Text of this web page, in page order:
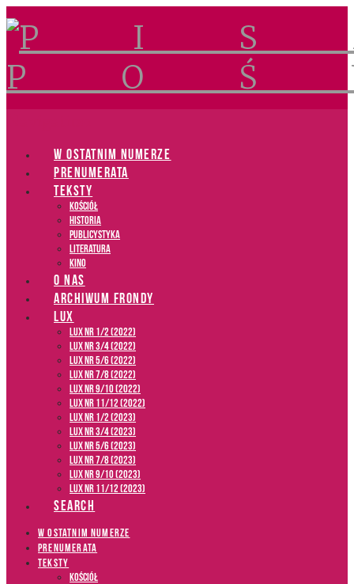
W OSTATNIM NUMERZE
PRENUMERATA
TEKSTY
Kościół
Historia
Publicystyka
Literatura
Kino
O NAS
ARCHIWUM FRONDY
LUX
LUX NR 1/2 (2022)
LUX NR 3/4 (2022)
LUX NR 5/6 (2022)
LUX NR 7/8 (2022)
LUX nr 9/10 (2022)
LUX NR 11/12 (2022)
LUX NR 1/2 (2023)
LUX NR 3/4 (2023)
LUX NR 5/6 (2023)
LUX NR 7/8 (2023)
LUX NR 9/10 (2023)
LUX NR 11/12 (2023)
SEARCH
W OSTATNIM NUMERZE
PRENUMERATA
TEKSTY
Kościół